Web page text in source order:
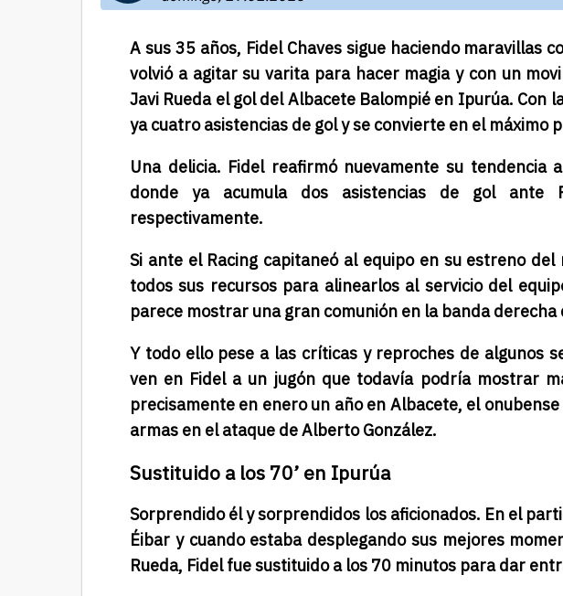
A sus 35 años, Fidel Chaves sigue haciendo maravillas
volvió a agitar su varita para hacer magia y con un
Javi Rueda el gol del Albacete Balompié en Ipurúa. Con
ya cuatro asistencias de gol y se convierte en el máximo
Una delicia. Fidel reafirmó nuevamente su tendencia
donde ya acumula dos asistencias de gol ante
respectivamente.
Si ante el Racing capitaneó al equipo en su estreno
todos sus recursos para alinearlos al servicio del
parece mostrar una gran comunión en la banda derecha
Y todo ello pese a las críticas y reproches de algunos
ven en Fidel a un jugón que todavía podría mostrar
precisamente en enero un año en Albacete, el
armas en el ataque de Alberto González.
Sustituido a los 70’ en Ipurúa
Sorprendido él y sorprendidos los aficionados. En el
Éibar y cuando estaba desplegando sus mejores
Rueda, Fidel fue sustituido a los 70 minutos para dar